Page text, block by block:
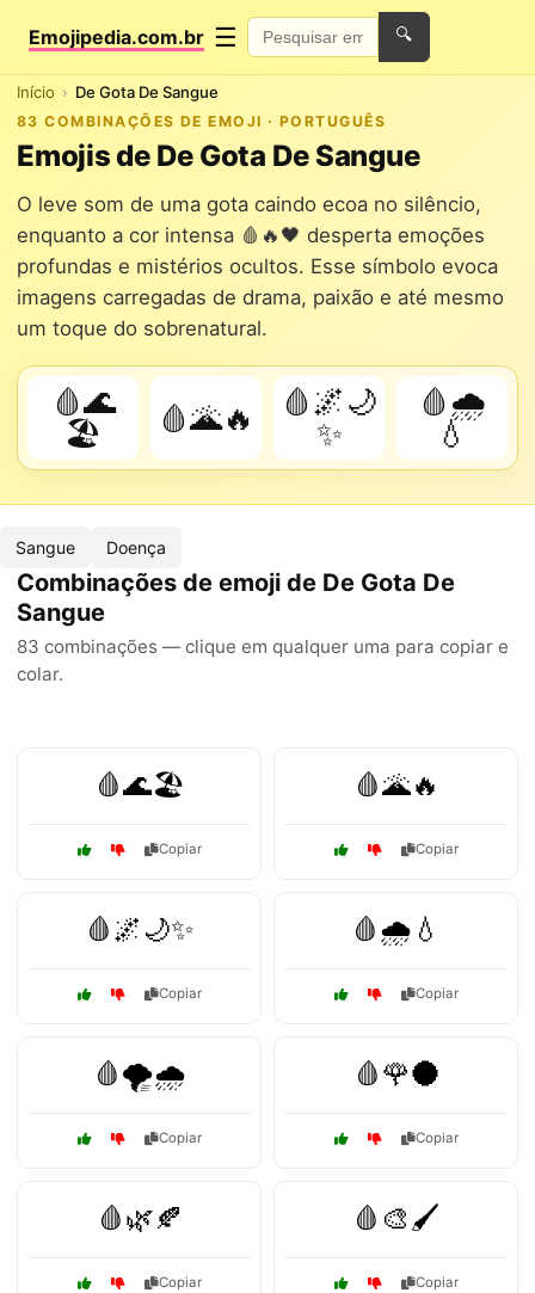
Emojipedia.com.br ☰ 🔍
Início De Gota De Sangue
83 COMBINAÇÕES DE EMOJI · PORTUGUÊS
Emojis de De Gota De Sangue
O leve som de uma gota caindo ecoa no silêncio,
enquanto a cor intensa 🩸🔥🖤 desperta emoções
profundas e mistérios ocultos. Esse símbolo evoca
imagens carregadas de drama, paixão e até mesmo
um toque do sobrenatural.
🩸🌊
🏖️
🩸🌋🔥
🩸🌌🌙
✨
🩸🌧️
💧
Sangue Doença
Combinações de emoji de De Gota De
Sangue
83 combinações — clique em qualquer uma para copiar e
colar.
🩸🌊🏖️
Copiar
🩸🌋🔥
Copiar
🩸🌌🌙✨
Copiar
🩸🌧️💧
Copiar
🩸🌪️🌧️
Copiar
🩸🌹🌑
Copiar
🩸🌿🍂
Copiar
🩸🎨🖌️
Copiar